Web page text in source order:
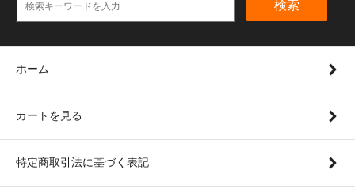
検索
ホーム
カートを見る
特定商取引法に基づく表記